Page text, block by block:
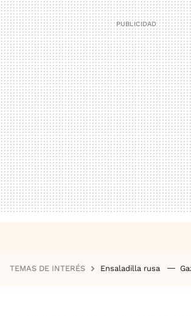
TEMAS DE INTERÉS Ensaladilla rusa